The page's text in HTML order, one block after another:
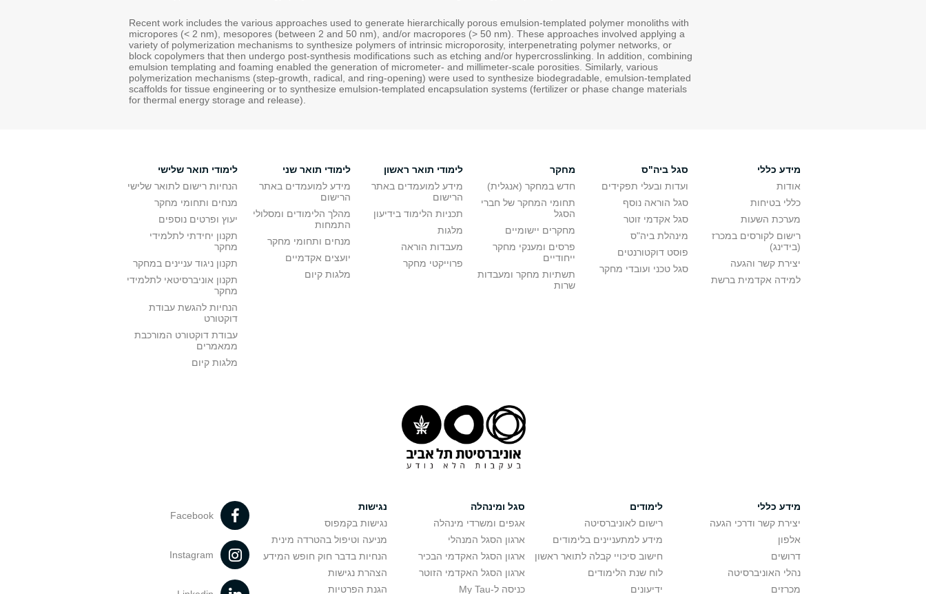
Recent work includes the various approaches used to generate hierarchically porous emulsion-templated polymer monoliths with
micropores (< 2 nm), mesopores (between 2 and 50 nm), and/or macropores (> 50 nm). These approaches involved applying a
variety of polymerization mechanisms to synthesize polymers of intrinsic microporosity, interpenetrating polymer networks, or
block copolymers that then undergo post-synthesis modifications such as etching and/or hypercrosslinking. In addition, combining
emulsion templating and foaming enabled the generation of micrometer- and millimeter-scale porosities. Similarly, various
polymerization mechanisms (step-growth, radical, and ring-opening) were used to synthesize biodegradable, emulsion-templated
scaffolds for tissue engineering or to synthesize emulsion-templated encapsulation systems (fertilizer or phase change materials
for thermal energy storage and release).
מידע כללי
אודות
כללי בטיחות
מערכת השעות
רישום לקורסים במכרז
(בידינג)
יצירת קשר והגעה
למידה אקדמית ברשת
סגל ביה"ס
ועדות ובעלי תפקידים
סגל הוראה נוסף
סגל אקדמי זוטר
מינהלת ביה"ס
פוסט דוקטורנטים
סגל טכני ועובדי מחקר
מחקר
חדש במחקר (אנגלית)
תחומי המחקר של חברי
הסגל
מחקרים יישומיים
פרסים ומענקי מחקר
ייחודיים
תשתיות מחקר ומעבדות
שרות
לימודי תואר ראשון
מידע למועמדים באתר
הרישום
תכניות הלימוד בידיעון
מלגות
מעבדות הוראה
פרוייקטי מחקר
לימודי תואר שני
מידע למועמדים באתר
הרישום
מהלך הלימודים ומסלולי
התמחות
מנחים ותחומי מחקר
יועצים אקדמיים
מלגות קיום
לימודי תואר שלישי
הנחיות רישום לתואר שלישי
מנחים ותחומי מחקר
יעוץ ופרטים נוספים
תקנון יחידתי לתלמידי
מחקר
תקנון ניגוד עניינים במחקר
תקנון אוניברסיטאי לתלמידי
מחקר
הנחיות להגשת עבודת
דוקטורט
עבודת דוקטורט המורכבת
ממאמרים
מלגות קיום
מידע כללי
יצירת קשר ודרכי הגעה
אלפון
דרושים
נהלי האוניברסיטה
מכרזים
לימודים
רישום לאוניברסיטה
מידע למתעניינים בלימודים
חישוב סיכויי קבלה לתואר ראשון
לוח שנת הלימודים
ידיעונים
סגל ומינהלה
אגפים ומשרדי מינהלה
ארגון הסגל המנהלי
ארגון הסגל האקדמי הבכיר
ארגון הסגל האקדמי הזוטר
כניסה ל-My Tau
נגישות
נגישות בקמפוס
מניעה וטיפול בהטרדה מינית
הנחיות בדבר חוק חופש המידע
הצהרת נגישות
הגנת הפרטיות
Facebook
Instagram